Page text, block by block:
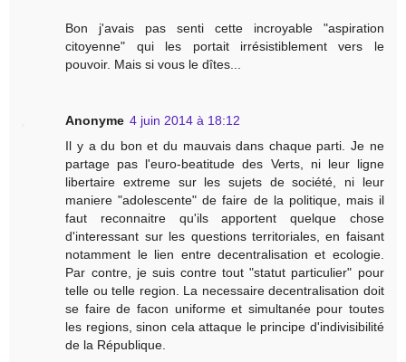
Bon j'avais pas senti cette incroyable "aspiration
citoyenne" qui les portait irrésistiblement vers le
pouvoir. Mais si vous le dîtes...
Anonyme 4 juin 2014 à 18:12
Il y a du bon et du mauvais dans chaque parti. Je ne
partage pas l'euro-beatitude des Verts, ni leur ligne
libertaire extreme sur les sujets de société, ni leur
maniere "adolescente" de faire de la politique, mais il
faut reconnaitre qu'ils apportent quelque chose
d'interessant sur les questions territoriales, en faisant
notamment le lien entre decentralisation et ecologie.
Par contre, je suis contre tout "statut particulier" pour
telle ou telle region. La necessaire decentralisation doit
se faire de facon uniforme et simultanée pour toutes
les regions, sinon cela attaque le principe d'indivisibilité
de la République.